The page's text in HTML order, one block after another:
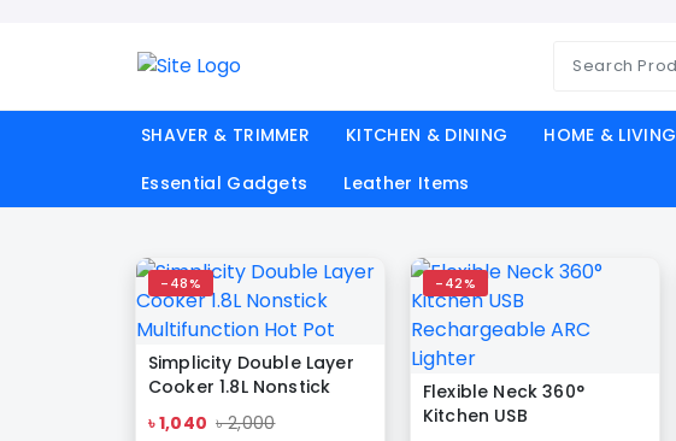
SHAVER & TRIMMER KITCHEN & DINING HOME & LIVING
Essential Gadgets
Leather Items
-48%
Simplicity Double Layer
Cooker 1.8L Nonstick
Multifunction Hot Pot
৳ 1,040 ৳ 2,000
-42%
Flexible Neck 360°
Kitchen USB